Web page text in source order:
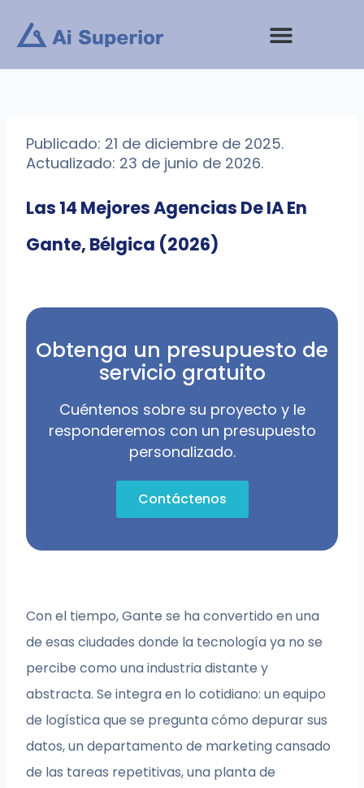
contenido
Publicado: 21 de diciembre de 2025.
Actualizado: 23 de junio de 2026.
Las 14 Mejores Agencias De IA En
Gante, Bélgica (2026)
Obtenga un presupuesto de
servicio gratuito
Cuéntenos sobre su proyecto y le
responderemos con un presupuesto
personalizado.
Contáctenos
Con el tiempo, Gante se ha convertido en una
de esas ciudades donde la tecnología ya no se
percibe como una industria distante y
abstracta. Se integra en lo cotidiano: un equipo
de logística que se pregunta cómo depurar sus
datos, un departamento de marketing cansado
de las tareas repetitivas, una planta de